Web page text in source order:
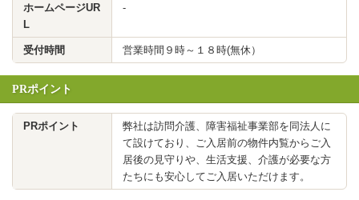
ホームページUR
L
-
受付時間 営業時間９時～１８時(無休）
PRポイント
PRポイント
弊社は訪問介護、障害福祉事業部を同法人に
て設けており、ご入居前の物件内覧からご入
居後の見守りや、生活支援、介護が必要な方
たちにも安心してご入居いただけます。